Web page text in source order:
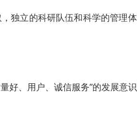
独立的科研队伍和科学的管理
好、用户、诚信服务”的发展意